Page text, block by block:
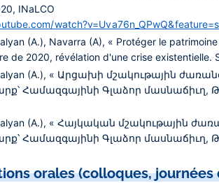
INaLCO
(A.), Navarra (A), « Protéger le
de 2020, révélation d'une crise
(A.), « Արցախի մշակութային
Համազգայինի Գլաձոր մասնաճիւղ,
(A.), « Հայկական մշակութային
Համազգայինի Գլաձոր մասնաճիւղ,
orales (colloques, journées